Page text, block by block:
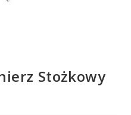
Stożkowy